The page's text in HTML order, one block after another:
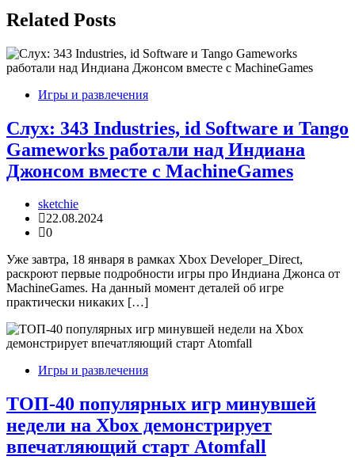
Related Posts
Игры и развлечения
Слух: 343 Industries, id Software и Tango
Gameworks работали над Индиана
Джонсом вместе с MachineGames
sketchie
22.08.2024
0
Уже завтра, 18 января в рамках Xbox Developer_Direct,
раскроют первые подробности игры про Индиана Джонса от
MachineGames. На данный момент деталей об игре
практически никаких […]
Игры и развлечения
ТОП-40 популярных игр минувшей
недели на Xbox демонстрирует
впечатляющий старт Atomfall